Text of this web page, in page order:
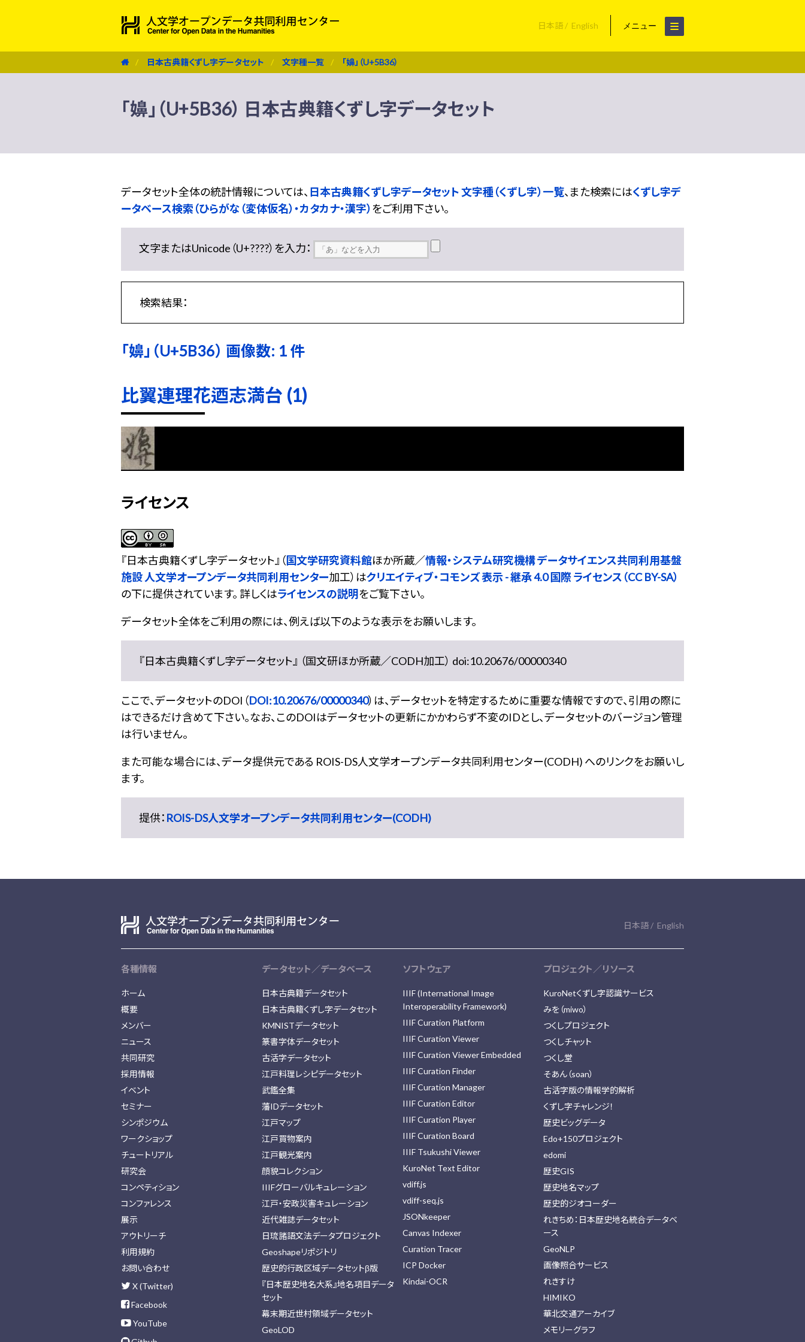
日本語 English メニュー
日本古典籍くずし字データセット 文字種一覧 「嬶」（U+5B36）
「嬶」（U+5B36） 日本古典籍くずし字データセット
データセット全体の統計情報については、 日本古典籍くずし字データセット 文字種（くずし字）一覧、また検索にはくずし字デ
ータベース検索（ひらがな（変体仮名）・カタカナ・漢字） をご利用下さい。
文字またはUnicode（U+????）を入力：
検索結果：
「嬶」（U+5B36） 画像数: 1 件
比翼連理花迺志満台 (1)
ライセンス
『日本古典籍くずし字データセット』（国文学研究資料館ほか所蔵／情報・システム研究機構 データサイエンス共同利用基盤
施設 人文学オープンデータ共同利用センター加工）はクリエイティブ・コモンズ 表示 - 継承 4.0 国際 ライセンス（CC BY-SA）
の下に提供されています。 詳しくはライセンスの説明をご覧下さい。
データセット全体をご利用の際には、例えば以下のような表示をお願いします。
『日本古典籍くずし字データセット』 （国文研ほか所蔵／CODH加工） doi:10.20676/00000340
ここで、データセットのDOI（DOI:10.20676/00000340）は、データセットを特定するために重要な情報ですので、引用の際に
はできるだけ含めて下さい。なお、このDOIはデータセットの更新にかかわらず不変のIDとし、データセットのバージョン管理
は行いません。
また可能な場合には、データ提供元である ROIS-DS人文学オープンデータ共同利用センター(CODH) へのリンクをお願いし
ます。
提供： ROIS-DS人文学オープンデータ共同利用センター(CODH)
日本語 English
各種情報
ホーム
概要
メンバー
ニュース
共同研究
採用情報
イベント
セミナー
シンポジウム
ワークショップ
チュートリアル
研究会
コンペティション
コンファレンス
展示
アウトリーチ
利用規約
お問い合わせ
X (Twitter)
Facebook
YouTube
データセット／データベース
日本古典籍データセット
日本古典籍くずし字データセット
KMNISTデータセット
篆書字体データセット
古活字データセット
江戸料理レシピデータセット
武鑑全集
藩IDデータセット
江戸マップ
江戸買物案内
江戸観光案内
顔貌コレクション
IIIFグローバルキュレーション
江戸・安政災害キュレーション
近代雑誌データセット
日琉諸語文法データプロジェクト
Geoshapeリポジトリ
歴史的行政区域データセットβ版
『日本歴史地名大系』地名項目データ
セット
幕末期近世村領域データセット
GeoLOD
ソフトウェア
IIIF (International Image
Interoperability Framework)
IIIF Curation Platform
IIIF Curation Viewer
IIIF Curation Viewer Embedded
IIIF Curation Finder
IIIF Curation Manager
IIIF Curation Editor
IIIF Curation Player
IIIF Curation Board
IIIF Tsukushi Viewer
KuroNet Text Editor
vdiff.js
vdiff-seq.js
JSONkeeper
Canvas Indexer
Curation Tracer
ICP Docker
Kindai-OCR
プロジェクト／リソース
KuroNetくずし字認識サービス
みを（miwo）
つくしプロジェクト
つくしチャット
つくし堂
そあん（soan）
古活字版の情報学的解析
くずし字チャレンジ！
歴史ビッグデータ
Edo+150プロジェクト
edomi
歴史GIS
歴史地名マップ
歴史的ジオコーダー
れきちめ：日本歴史地名統合データベ
ース
GeoNLP
画像照合サービス
れきすけ
HIMIKO
華北交通アーカイブ
メモリーグラフ